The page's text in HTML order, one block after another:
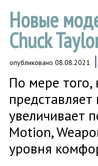
Новые
Chuck
опубликовано 08.08.2021
По мере того,
увеличивает
Motion,
уровня